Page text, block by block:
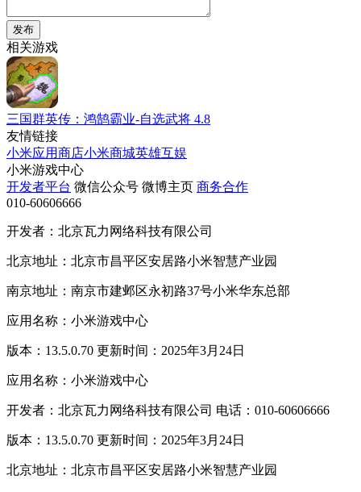
发布
相关游戏
三国群英传：鸿鹄霸业-自选武将 4.8
友情链接
小米应用商店小米商城英雄互娱
小米游戏中心
开发者平台 微信公众号 微博主页 商务合作
010-60606666
开发者：北京瓦力网络科技有限公司
北京地址：北京市昌平区安居路小米智慧产业园
南京地址：南京市建邺区永初路37号小米华东总部
应用名称：小米游戏中心
版本：13.5.0.70 更新时间：2025年3月24日
应用名称：小米游戏中心
开发者：北京瓦力网络科技有限公司 电话：010-60606666
版本：13.5.0.70 更新时间：2025年3月24日
北京地址：北京市昌平区安居路小米智慧产业园